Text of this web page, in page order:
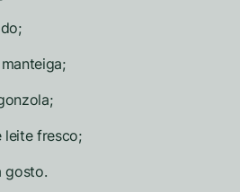
leite fresco;
gosto.